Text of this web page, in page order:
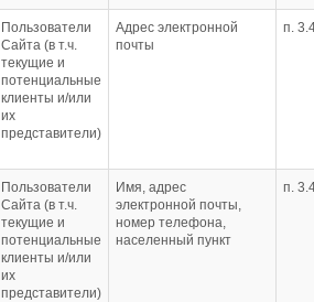
Пользователи
Сайта (в т.ч.
текущие и
потенциальные
клиенты и/или
их
представители)
Адрес электронной
почты
п.
Пользователи
Сайта (в т.ч.
текущие и
потенциальные
клиенты и/или
их
представители)
Имя, адрес
электронной почты,
номер телефона,
населенный пункт
п.